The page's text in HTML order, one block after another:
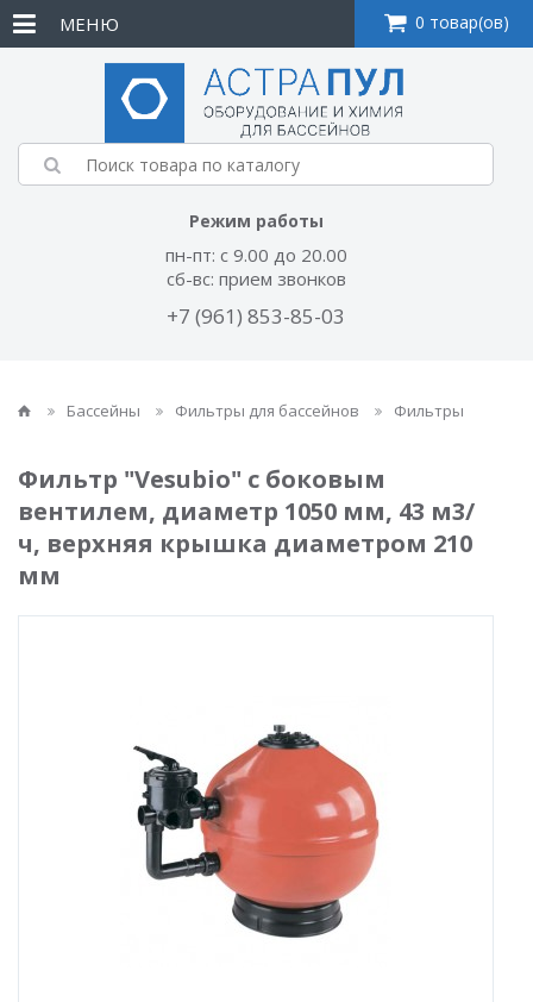
Режим работы
пн-пт: с 9.00 до 20.00
сб-вс: прием звонков
+7 (961) 853-85-03
МЕНЮ 0 товар(ов)
Бассейны Фильтры для бассейнов Фильтры
Фильтр "Vesubio" с боковым
вентилем, диаметр 1050 мм, 43 м3/
ч, верхняя крышка диаметром 210
мм